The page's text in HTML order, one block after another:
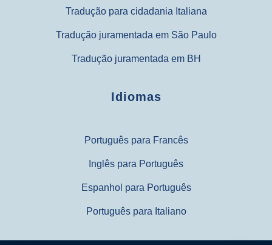
Tradução para cidadania Italiana
Tradução juramentada em São Paulo
Tradução juramentada em BH
Idiomas
Português para Francês
Inglês para Português
Espanhol para Português
Português para Italiano